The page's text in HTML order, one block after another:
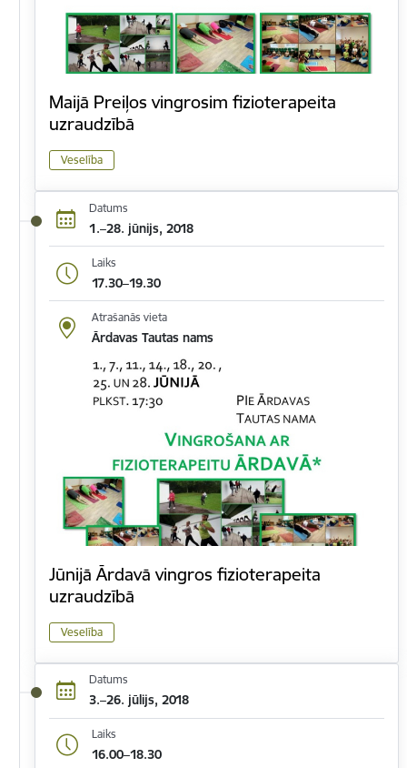
Maijā Preiļos vingrosim fizioterapeita
uzraudzībā
Veselība
Datums
1.–28. jūnijs, 2018
Laiks
17.30–19.30
Atrašanās vieta
Ārdavas Tautas nams
Jūnijā Ārdavā vingros fizioterapeita
uzraudzībā
Veselība
Datums
3.–26. jūlijs, 2018
Laiks
16.00–18.30